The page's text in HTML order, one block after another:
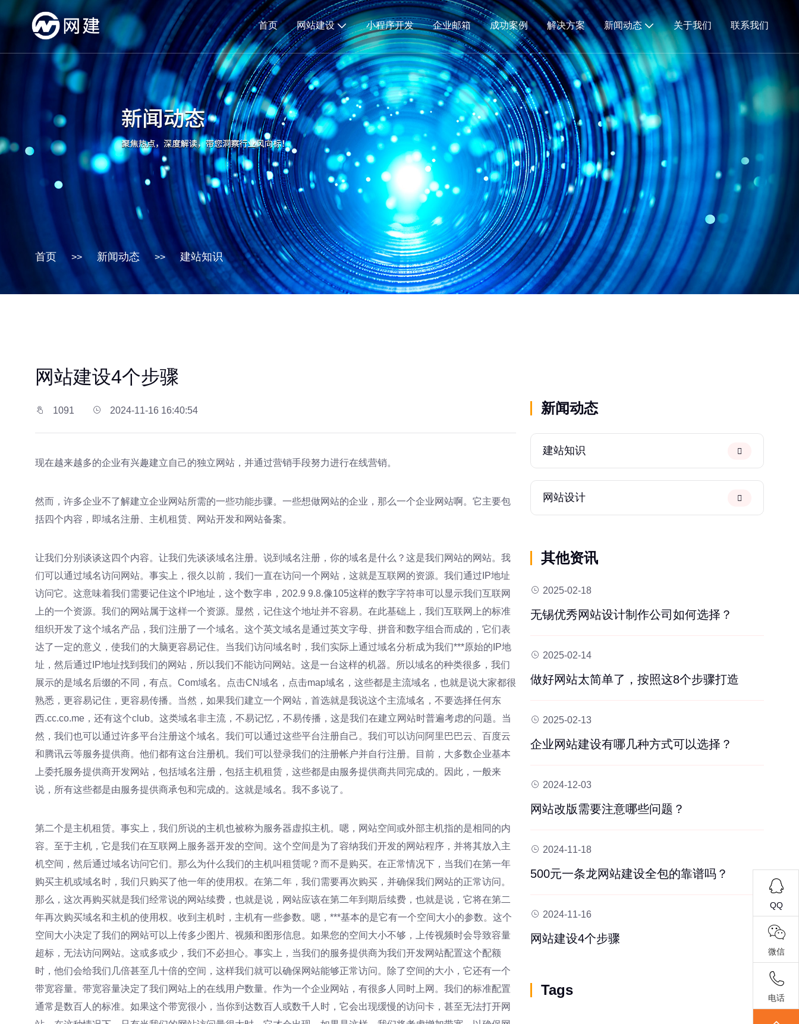
首页 网站建设 小程序开发 企业邮箱 成功案例 解决方案 新闻动态 关于我们 联系我们
首页 >> 新闻动态 >> 建站知识
网站建设4个步骤
1091 2024-11-16 16:40:54
现在越来越多的企业有兴趣建立自己的独立网站，并通过营销手段努力进行在线营销。
然而，许多企业不了解建立企业网站所需的一些功能步骤。一些想做网站的企业，那么一个企业网站啊。它主要包
括四个内容，即域名注册、主机租赁、网站开发和网站备案。
让我们分别谈谈这四个内容。让我们先谈谈域名注册。说到域名注册，你的域名是什么？这是我们网站的网站。我
们可以通过域名访问网站。事实上，很久以前，我们一直在访问一个网站，这就是互联网的资源。我们通过IP地址
访问它。这意味着我们需要记住这个IP地址，这个数字串，202.9 9.8.像105这样的数字字符串可以显示我们互联网
上的一个资源。我们的网站属于这样一个资源。显然，记住这个地址并不容易。在此基础上，我们互联网上的标准
组织开发了这个域名产品，我们注册了一个域名。这个英文域名是通过英文字母、拼音和数字组合而成的，它们表
达了一定的意义，使我们的大脑更容易记住。当我们访问域名时，我们实际上通过域名分析成为我们***原始的IP地
址，然后通过IP地址找到我们的网站，所以我们不能访问网站。这是一台这样的机器。所以域名的种类很多，我们
展示的是域名后缀的不同，有点。Com域名。点击CN域名，点击map域名，这些都是主流域名，也就是说大家都很
熟悉，更容易记住，更容易传播。当然，如果我们建立一个网站，首选就是我说这个主流域名，不要选择任何东
西.cc.co.me，还有这个club。这类域名非主流，不易记忆，不易传播，这是我们在建立网站时普遍考虑的问题。当
然，我们也可以通过许多平台注册这个域名。我们可以通过这些平台注册自己。我们可以访问阿里巴巴云、百度云
和腾讯云等服务提供商。他们都有这台注册机。我们可以登录我们的注册帐户并自行注册。目前，大多数企业基本
上委托服务提供商开发网站，包括域名注册，包括主机租赁，这些都是由服务提供商共同完成的。因此，一般来
说，所有这些都是由服务提供商承包和完成的。这就是域名。我不多说了。
第二个是主机租赁。事实上，我们所说的主机也被称为服务器虚拟主机。嗯，网站空间或外部主机指的是相同的内
容。至于主机，它是我们在互联网上服务器开发的空间。这个空间是为了容纳我们开发的网站程序，并将其放入主
机空间，然后通过域名访问它们。那么为什么我们的主机叫租赁呢？而不是购买。在正常情况下，当我们在第一年
购买主机或域名时，我们只购买了他一年的使用权。在第二年，我们需要再次购买，并确保我们网站的正常访问。
那么，这次再购买就是我们经常说的网站续费，也就是说，网站应该在第二年到期后续费，也就是说，它将在第二
年再次购买域名和主机的使用权。收到主机时，主机有一些参数。嗯，***基本的是它有一个空间大小的参数。这个
空间大小决定了我们的网站可以上传多少图片、视频和图形信息。如果您的空间大小不够，上传视频时会导致容量
超标，无法访问网站。这或多或少，我们不必担心。事实上，当我们的服务提供商为我们开发网站配置这个配额
时，他们会给我们几倍甚至几十倍的空间，这样我们就可以确保网站能够正常访问。除了空间的大小，它还有一个
带宽容量。带宽容量决定了我们网站上的在线用户数量。作为一个企业网站，有很多人同时上网。我们的标准配置
通常是数百人的标准。如果这个带宽很小，当你到达数百人或数千人时，它会出现缓慢的访问卡，甚至无法打开网
新闻动态
建站知识
网站设计
其他资讯
2025-02-18
无锡优秀网站设计制作公司如何选择？
2025-02-14
做好网站太简单了，按照这8个步骤打造
2025-02-13
企业网站建设有哪几种方式可以选择？
2024-12-03
网站改版需要注意哪些问题？
2024-11-18
500元一条龙网站建设全包的靠谱吗？
2024-11-16
网站建设4个步骤
Tags
QQ
微信
电话